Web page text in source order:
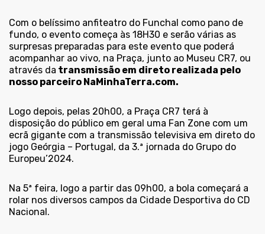
Com o belíssimo anfiteatro do Funchal como pano de
fundo, o evento começa às 18H30 e serão várias as
surpresas preparadas para este evento que poderá
acompanhar ao vivo, na Praça, junto ao Museu CR7, ou
através da transmissão em direto realizada pelo
nosso parceiro NaMinhaTerra.com.
Logo depois, pelas 20h00, a Praça CR7 terá à
disposição do público em geral uma Fan Zone com um
ecrã gigante com a transmissão televisiva em direto do
jogo Geórgia – Portugal, da 3.ª jornada do Grupo do
Europeu’2024.
Na 5ª feira, logo a partir das 09h00, a bola começará a
rolar nos diversos campos da Cidade Desportiva do CD
Nacional.